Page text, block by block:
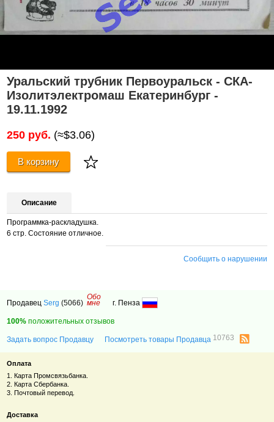
Уральский трубник Первоуральск - СКА-
Изолитэлектромаш Екатеринбург -
19.11.1992
250 руб. (≈$3.06)
В корзину
Описание
Программка-раскладушка.
6 стр. Состояние отличное.
Сообщить о нарушении
ПродавецSerg (5066)
Обо
мне г. Пенза
100% положительных отзывов
Задать вопрос Продавцу Посмотреть товары Продавца 10763
Оплата
1. Карта Промсвязьбанка.
2. Карта Сбербанка.
3. Почтовый перевод.
Доставка